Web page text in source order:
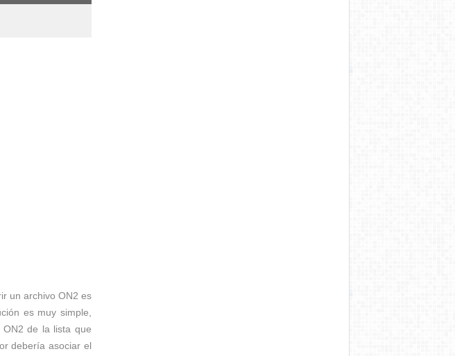
un archivo ON2 es
es muy simple,
de la lista que
debería asociar el